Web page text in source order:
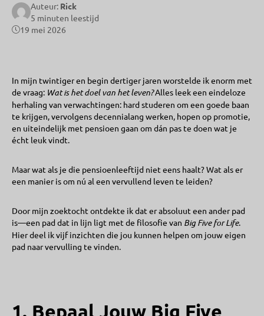
Auteur: Rick
5 minuten leestijd
19 mei 2026
In mijn twintiger en begin dertiger jaren worstelde ik enorm met
de vraag: Wat is het doel van het leven?Alles leek een eindeloze
herhaling van verwachtingen: hard studeren om een goede baan
te krijgen, vervolgens decennialang werken, hopen op promotie,
en uiteindelijk met pensioen gaan om dán pas te doen wat je
écht leuk vindt.
Maar wat als je die pensioenleeftijd niet eens haalt? Wat als er
een manier is om nú al een vervullend leven te leiden?
Door mijn zoektocht ontdekte ik dat er absoluut een ander pad
is—een pad dat in lijn ligt met de filosofie van Big Five for Life.
Hier deel ik vijf inzichten die jou kunnen helpen om jouw eigen
pad naar vervulling te vinden.